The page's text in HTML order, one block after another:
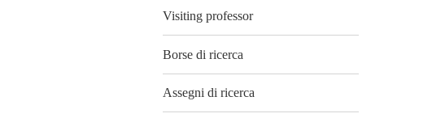
Visiting professor
Borse di ricerca
Assegni di ricerca